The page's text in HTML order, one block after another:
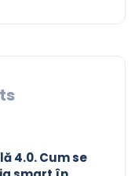
4.0. Cum se